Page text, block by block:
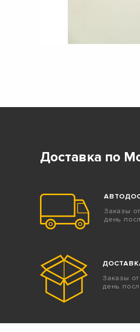
Доставка по
Заказы
день
Заказы
день